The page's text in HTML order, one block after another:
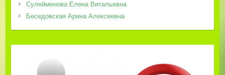
Сулейменова Елена Витальевна
Беседовская Арина Алексеевна